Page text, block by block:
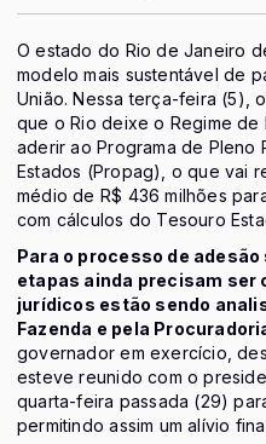
O estado do Rio de Janeiro
modelo mais sustentável de
União. Nessa terça-feira (5),
que o Rio deixe o Regime de
aderir ao Programa de Pleno
Estados (Propag), o que vai
médio de R$ 436 milhões
com cálculos do Tesouro
Para o processo de
etapas ainda precisam ser
jurídicos estão sendo
Fazenda e pela
governador em exercício,
esteve reunido com o
quarta-feira passada (29)
permitindo assim um alívio